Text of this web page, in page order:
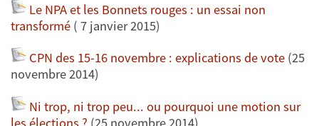
Le NPA et les Bonnets rouges : un essai non
transformé ( 7 janvier 2015)
CPN des 15-16 novembre : explications de vote (25
novembre 2014)
Ni trop, ni trop peu... ou pourquoi une motion sur
les élections ? (25 novembre 2014)